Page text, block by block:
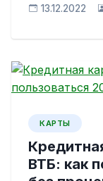
13.12.2022
КАРТЫ
ВТБ: как